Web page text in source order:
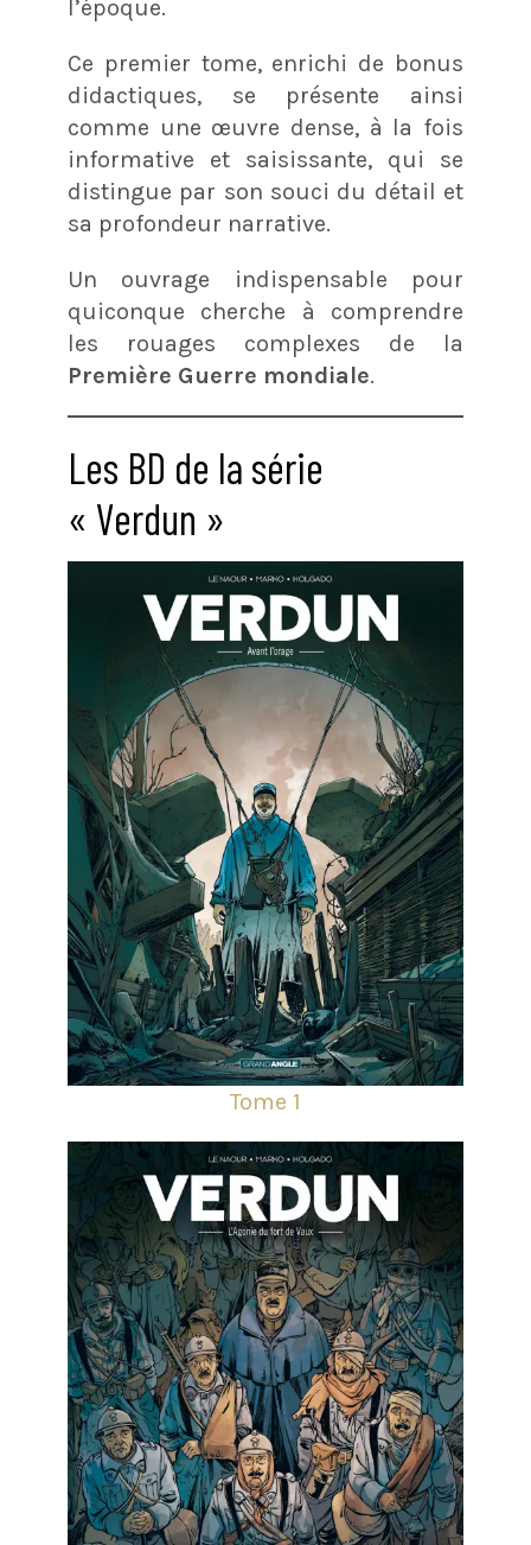
l’époque.
Ce premier tome, enrichi de bonus
didactiques, se présente ainsi
comme une œuvre dense, à la fois
informative et saisissante, qui se
distingue par son souci du détail et
sa profondeur narrative.
Un ouvrage indispensable pour
quiconque cherche à comprendre
les rouages complexes de la
Première Guerre mondiale.
Les BD de la série
« Verdun »
Tome 1